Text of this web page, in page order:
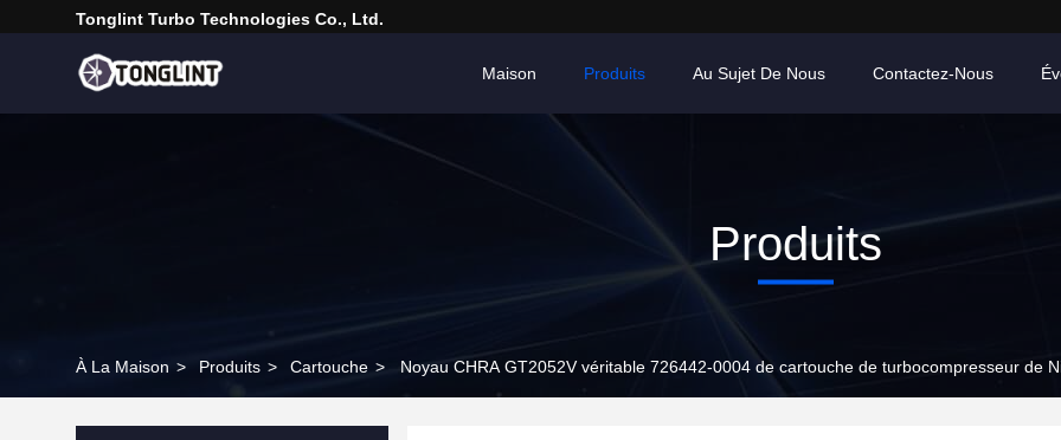
Tonglint Turbo Technologies Co., Ltd.
Maison Produits Au Sujet De Nous Contactez-Nous
Produits
À La Maison > Produits > Cartouche > Noyau CHRA GT2052V véritable 726442-0004 de cartouche de turbocompresseur de